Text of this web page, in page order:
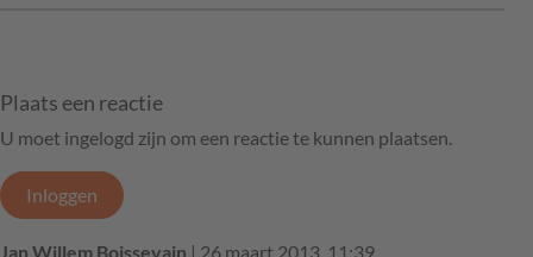
Plaats een reactie
U moet ingelogd zijn om een reactie te kunnen plaatsen.
Inloggen
Jan Willem Boissevain | 26 maart 2013, 11:39